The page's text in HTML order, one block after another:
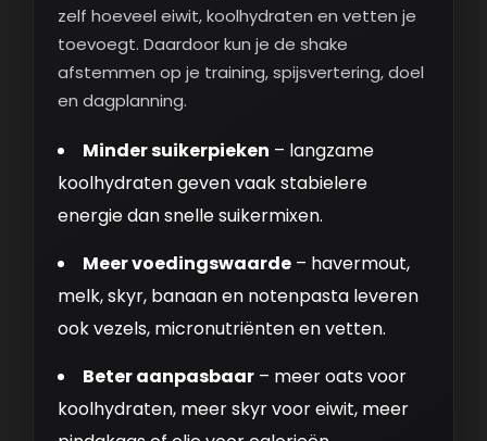
zelf hoeveel eiwit, koolhydraten en vetten je
toevoegt. Daardoor kun je de shake
afstemmen op je training, spijsvertering, doel
en dagplanning.
Minder suikerpieken – langzame
koolhydraten geven vaak stabielere
energie dan snelle suikermixen.
Meer voedingswaarde – havermout,
melk, skyr, banaan en notenpasta leveren
ook vezels, micronutriënten en vetten.
Beter aanpasbaar – meer oats voor
koolhydraten, meer skyr voor eiwit, meer